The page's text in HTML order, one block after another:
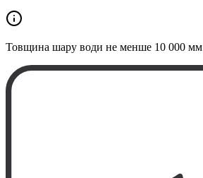
Товщина шару води не менше 10 000 мм